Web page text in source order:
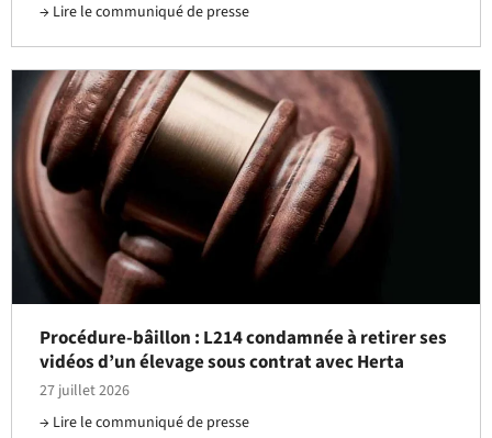
Lire le communiqué de presse
Procédure-bâillon : L214 condamnée à retirer ses
vidéos d’un élevage sous contrat avec Herta
27 juillet 2026
Lire le communiqué de presse